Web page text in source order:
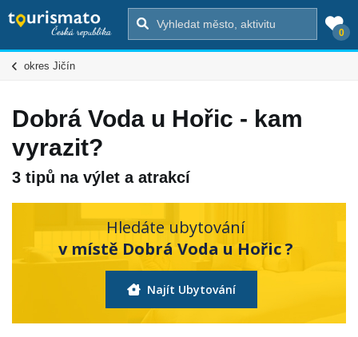
0
okres Jičín
Dobrá Voda u Hořic - kam
vyrazit?
3 tipů na výlet a atrakcí
Hledáte ubytování
v místě Dobrá Voda u Hořic ?
Najít Ubytování